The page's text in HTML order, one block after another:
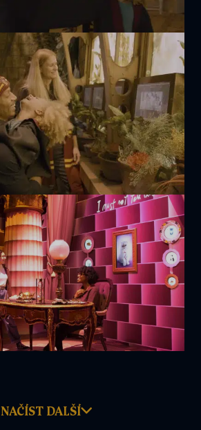
NAČÍST DALŠÍ